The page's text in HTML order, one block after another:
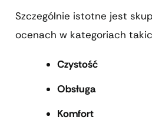
Szczególnie istotne jest
ocenach w kategoriach
Czystość
Obsługa
Komfort